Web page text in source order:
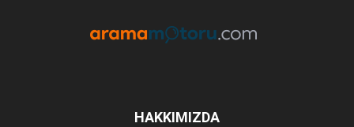
HAKKIMIZDA